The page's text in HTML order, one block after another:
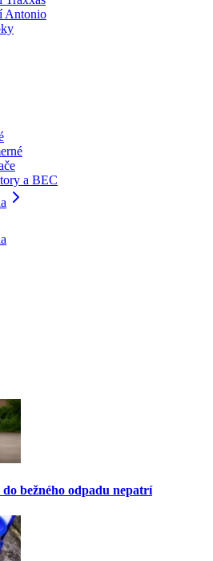
Antonio
a BEC
bežného odpadu nepatrí